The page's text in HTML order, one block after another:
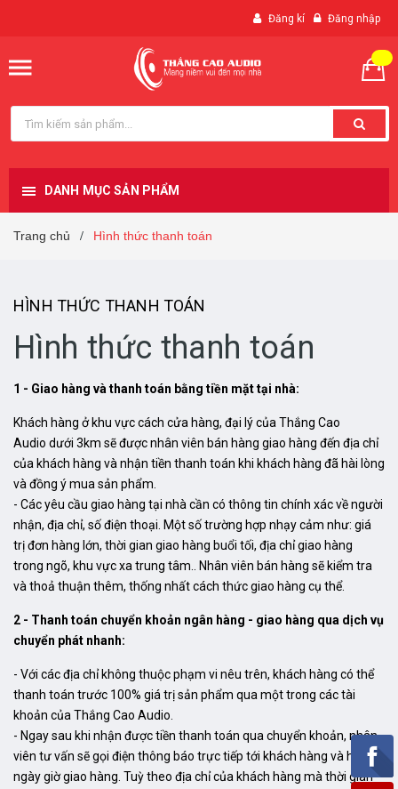
Đăng kí Đăng nhập
DANH MỤC SẢN PHẨM
Trang chủ / Hình thức thanh toán
HÌNH THỨC THANH TOÁN
Hình thức thanh toán
1 - Giao hàng và thanh toán bằng tiền mặt tại nhà:
Khách hàng ở khu vực cách cửa hàng, đại lý của Thắng Cao
Audio dưới 3km sẽ được nhân viên bán hàng giao hàng đến địa chỉ
của khách hàng và nhận tiền thanh toán khi khách hàng đã hài lòng
và đồng ý mua sản phẩm.
- Các yêu cầu giao hàng tại nhà cần có thông tin chính xác về người
nhận, địa chỉ, số điện thoại. Một số trường hợp nhạy cảm như: giá
trị đơn hàng lớn, thời gian giao hàng buổi tối, địa chỉ giao hàng
trong ngõ, khu vực xa trung tâm.. Nhân viên bán hàng sẽ kiểm tra
và thoả thuận thêm, thống nhất cách thức giao hàng cụ thể.
2 - Thanh toán chuyển khoản ngân hàng - giao hàng qua dịch vụ
chuyển phát nhanh:
- Với các địa chỉ không thuộc phạm vi nêu trên, khách hàng có thể
thanh toán trước 100% giá trị sản phẩm qua một trong các tài
khoản của Thắng Cao Audio.
- Ngay sau khi nhận được tiền thanh toán qua chuyển khoản, nhân
viên tư vấn sẽ gọi điện thông báo trực tiếp tới khách hàng và hẹn
ngày giờ giao hàng. Tuỳ theo địa chỉ của khách hàng mà thời gian